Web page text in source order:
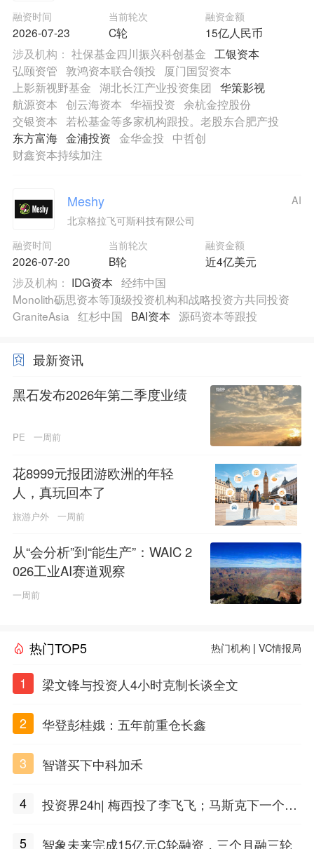
融资时间
2026-07-23
当前轮次
C轮
融资金额
15亿人民币
涉及机构： 社保基金四川振兴科创基金 工银资本
弘颐资管 敦鸿资本联合领投
厦门国贸资本
上影新视野基金 湖北长江产业投资集团
华策影视
航源资本 创云海资本 华福投资 余杭金控股份
交银资本 若松基金等多家机构跟投。老股东合肥产投
东方富海 金浦投资 金华金投
中哲创
财鑫资本持续加注
Meshy
北京格拉飞可斯科技有限公司
融资时间
2026-07-20
当前轮次
B轮
融资金额
近4亿美元
AI
涉及机构： IDG资本 经纬中国
Monolith砺思资本等顶级投资机构和战略投资方共同投资
GraniteAsia 红杉中国 BAI资本 源码资本等跟投
最新资讯
黑石发布2026年第二季度业绩
PE 一周前
花8999元报团游欧洲的年轻
人，真玩回本了
旅游户外 一周前
从“会分析”到“能生产”：WAIC 2
026工业AI赛道观察
一周前
热门TOP5 热门机构 |VC情报局
1 梁文锋与投资人4小时克制长谈全文
2 华登彭桂娥：五年前重仓长鑫
3 智谱买下中科加禾
4
投资界24h| 梅西投了李飞飞；马斯克下一个万
5
智象未来完成15亿元C轮融资，三个月融三轮